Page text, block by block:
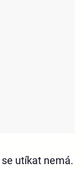
utíkat nemá.